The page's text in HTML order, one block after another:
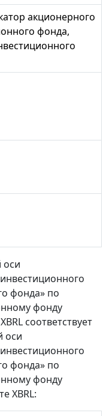
акционерного
фонда,
оси
фонда» по
фонду
соответствует
оси
фонда» по
фонду
XBRL: